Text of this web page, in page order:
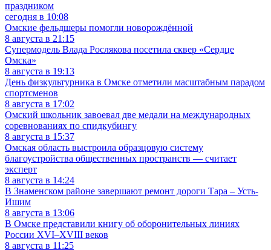
праздником
сегодня в 10:08
Омские фельдшеры помогли новорождённой
8 августа в 21:15
Супермодель Влада Рослякова посетила сквер «Сердце
Омска»
8 августа в 19:13
День физкультурника в Омске отметили масштабным парадом
спортсменов
8 августа в 17:02
Омский школьник завоевал две медали на международных
соревнованиях по спидкубингу
8 августа в 15:37
Омская область выстроила образцовую систему
благоустройства общественных пространств — считает
эксперт
8 августа в 14:24
В Знаменском районе завершают ремонт дороги Тара – Усть-
Ишим
8 августа в 13:06
В Омске представили книгу об оборонительных линиях
России XVI–XVIII веков
8 августа в 11:25